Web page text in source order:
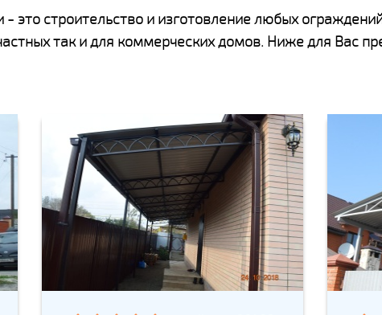
это строительство и изготовление любых
так и для коммерческих домов. Ниже для Вас